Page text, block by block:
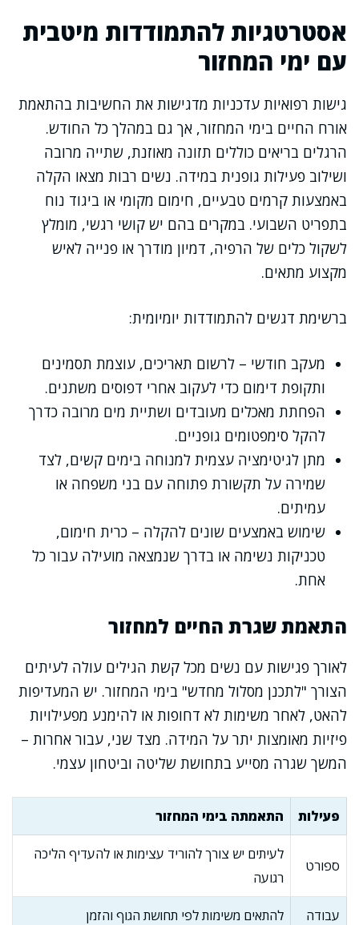
אסטרטגיות להתמודדות מיטבית
עם ימי המחזור
גישות רפואיות עדכניות מדגישות את החשיבות בהתאמת
אורח החיים בימי המחזור, אך גם במהלך כל החודש.
הרגלים בריאים כוללים תזונה מאוזנת, שתייה מרובה
ושילוב פעילות גופנית במידה. נשים רבות מצאו הקלה
באמצעות קרמים טבעיים, חימום מקומי או ביגוד נוח
בתפריט השבועי. במקרים בהם יש קושי רגשי, מומלץ
לשקול כלים של הרפיה, דמיון מודרך או פנייה לאיש
מקצוע מתאים.
ברשימת דגשים להתמודדות יומיומית:
מעקב חודשי – לרשום תאריכים, עוצמת תסמינים
ותקופת דימום כדי לעקוב אחרי דפוסים משתנים.
הפחתת מאכלים מעובדים ושתיית מים מרובה כדרך
להקל סימפטומים גופניים.
מתן לגיטימציה עצמית למנוחה בימים קשים, לצד
שמירה על תקשורת פתוחה עם בני משפחה או
עמיתים.
שימוש באמצעים שונים להקלה – כרית חימום,
טכניקות נשימה או בדרך שנמצאה מועילה עבור כל
אחת.
התאמת שגרת החיים למחזור
לאורך פגישות עם נשים מכל קשת הגילים עולה לעיתים
הצורך "לתכנן מסלול מחדש" בימי המחזור. יש המעדיפות
להאט, לאחר משימות לא דחופות או להימנע מפעילויות
פיזיות מאומצות יתר על המידה. מצד שני, עבור אחרות –
המשך שגרה מסייע בתחושת שליטה וביטחון עצמי.
פעילות התאמתה בימי המחזור
ספורט
לעיתים יש צורך להוריד עצימות או להעדיף הליכה
רגועה
עבודה להתאים משימות לפי תחושת הגוף והזמן